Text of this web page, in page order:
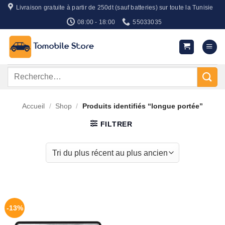
Passer
contenu
Livraison gratuite à partir de 250dt (sauf batteries) sur toute la Tunisie
08:00 - 18:00 55033035
Recherche
Accueil / Shop / Produits identifiés “longue portée”
FILTRER
-13%